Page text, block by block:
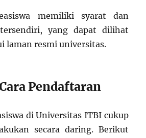
memiliki syarat dan
yang dapat dilihat
laman resmi universitas.
Pendaftaran
di Universitas ITBI cukup
secara daring. Berikut